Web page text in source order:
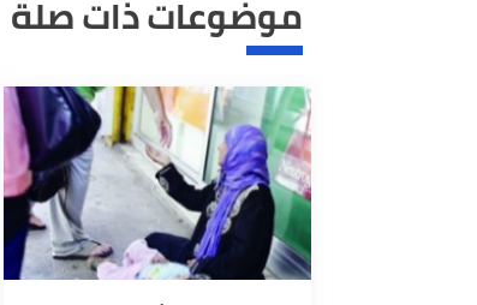
الكلمات المفتاحية
من اهتدى فإنما يهتدي لنفسه هل تنفعنا بهدايتك
موضوعات ذات صلة